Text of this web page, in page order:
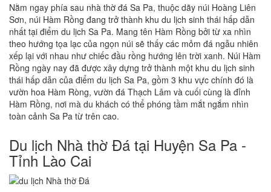
Nằm ngay phía sau nhà thờ đá Sa Pa, thuộc dãy núi Hoàng Liên
Sơn, núi Hàm Rồng đang trở thành khu du lịch sinh thái hấp dẫn
nhất tại điểm du lịch Sa Pa. Mang tên Hàm Rồng bởi từ xa nhìn
theo hướng tọa lạc của ngọn núi sẽ thấy các mỏm đá ngẫu nhiên
xếp lại với nhau như chiếc đầu rồng hướng lên trời xanh. Núi Hàm
Rồng ngày nay đã được xây dựng trở thành một khu du lịch sinh
thái hấp dẫn của điểm du lịch Sa Pa, gồm 3 khu vực chính đó là
vườn hoa Hàm Ròng, vườn đá Thạch Lâm và cuối cùng là đỉnh
Hàm Rồng, nơi mà du khách có thể phóng tầm mắt ngắm nhìn
toàn cảnh Sa Pa từ trên cao.
Du lịch Nhà thờ Đá tại Huyện Sa Pa -
Tỉnh Lào Cai